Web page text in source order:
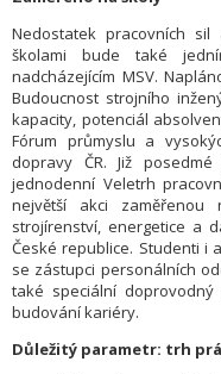
Nedostatek pracovních
školami bude také
nadcházejícím MSV.
Budoucnost strojního
kapacity, potenciál
Fórum průmyslu a
dopravy ČR. Již
jednodenní Veletrh
největší akci
strojírenství, energetice a
České republice. Studenti i
se zástupci personálních
také speciální
budování kariéry.
Důležitý parametr: trh